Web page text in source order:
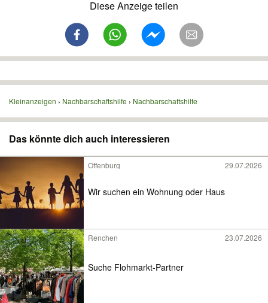
Diese Anzeige teilen
Kleinanzeigen Nachbarschaftshilfe Nachbarschaftshilfe
Das könnte dich auch interessieren
Offenburg 29.07.2026
Wir suchen ein Wohnung oder Haus
Renchen 23.07.2026
Suche Flohmarkt-Partner